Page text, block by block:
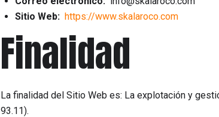
Sitio Web: https://www.skalaroco.com
Finalidad
La finalidad del Sitio Web es: La explotación y
93.11).